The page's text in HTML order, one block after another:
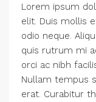
Lorem ipsum
elit. Duis mollis
odio neque.
quis rutrum mi
orci ac nibh
Nullam tempus
erat. Curabitur